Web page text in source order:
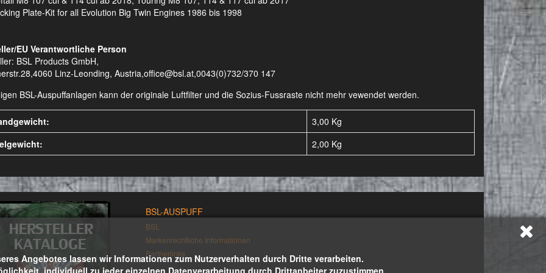
Angebotes lassen wir Informationen zum Nutzerverhalten durch Dritte verarbeiten.
individuell zu jeder einzelnen Datenverarbeitung durch Drittanbeiter zuzustimmen.
Plate-Kit for all Evolution Big Twin Engines 1986 bis 1998
EU Verantwortliche Person
BSL Products GmbH,
Linz-Leonding, Austria,office@bsl.at,0043(0)732/370 147
BSL-Auspuffanlagen kann der originale Luftfilter und die Sozius-Fussraste nicht mehr vewendet werden.
3,00 Kg
2,00 Kg
BSL-AUSPUFF
BSL
Markenrechtliche Informationen
Partnerlinks